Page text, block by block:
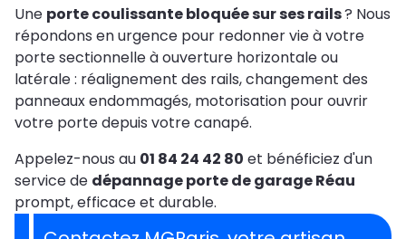
Une porte coulissante bloquée sur ses rails? Nous
répondons en urgence pour redonner vie à votre
porte sectionnelle à ouverture horizontale ou
latérale : réalignement des rails, changement des
panneaux endommagés, motorisation pour ouvrir
votre porte depuis votre canapé.
Appelez-nous au 01 84 24 42 80 et bénéficiez d'un
service de dépannage porte de garage Réau
prompt, efficace et durable.